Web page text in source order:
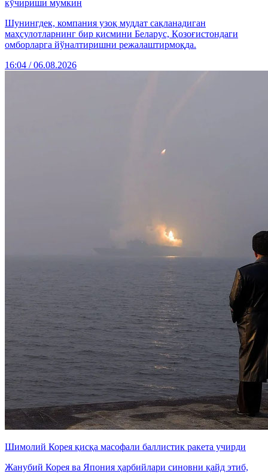
кўчириши мумкин
Шунингдек, компания узоқ муддат сақланадиган
маҳсулотларнинг бир қисмини Беларус, Қозоғистондаги
омборларга йўналтиришни режалаштирмоқда.
16:04 / 06.08.2026
Шимолий Корея қисқа масофали баллистик ракета учирди
Жанубий Корея ва Япония ҳарбийлари синовни қайд этиб,